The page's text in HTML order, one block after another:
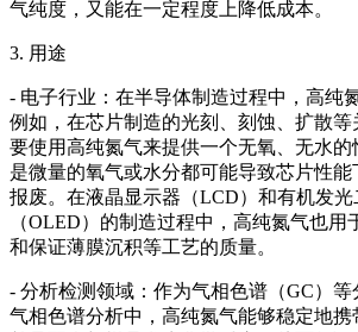
气纯度，又能在一定程度上降低成本。
3. 用途
- 电子行业：在半导体制造过程中，高纯
例如，在芯片制造的光刻、刻蚀、扩散
要使用高纯氮气来提供一个无氧、无水
是微量的氧气或水分都可能导致芯片性
报废。在液晶显示器（LCD）和有机发光
（OLED）的制造过程中，高纯氮气也用
和保证薄膜沉积等工艺的质量。
- 分析检测领域：作为气相色谱（GC）
气相色谱分析中，高纯氮气能够稳定地携